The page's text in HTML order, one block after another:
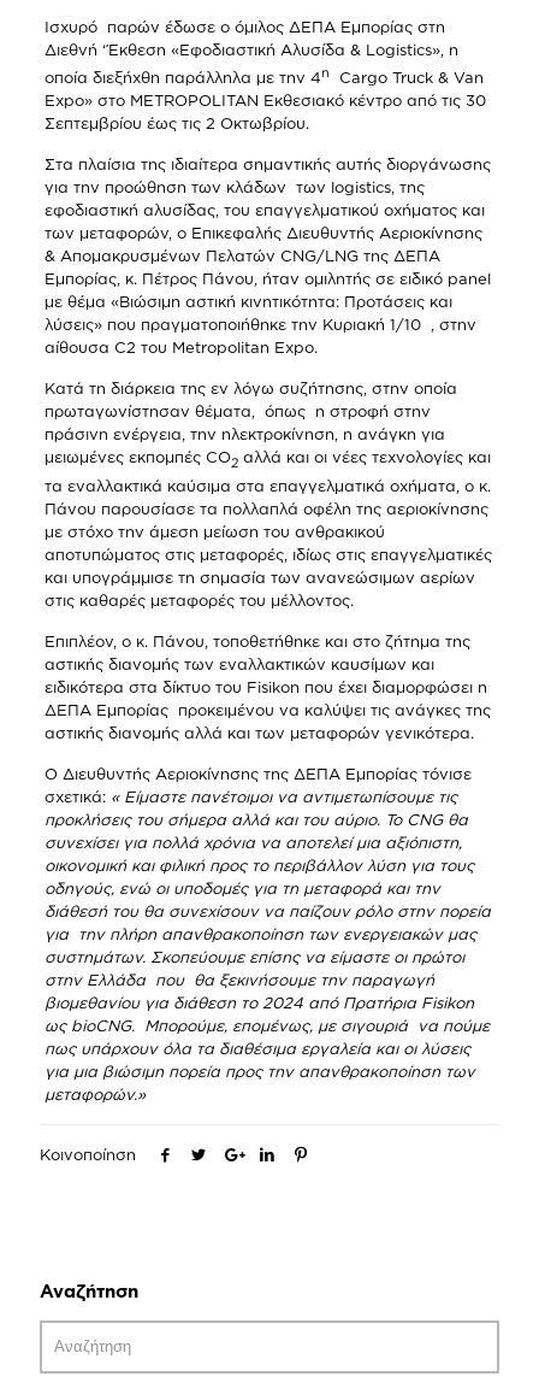
Ισχυρό παρών έδωσε ο όμιλος ΔΕΠΑ Εμπορίας στη
Διεθνή ‘Έκθεση «Εφοδιαστική Αλυσίδα & Logistics», η
οποία διεξήχθη παράλληλα με την 4η
Cargo Truck & Van
Expo» στο ΜETROPOLITAN Εκθεσιακό κέντρο από τις 30
Σεπτεμβρίου έως τις 2 Οκτωβρίου.
Στα πλαίσια της ιδιαίτερα σημαντικής αυτής διοργάνωσης
για την προώθηση των κλάδων των logistics, της
εφοδιαστική αλυσίδας, του επαγγελματικού οχήματος και
των μεταφορών, ο Επικεφαλής Διευθυντής Αεριοκίνησης
& Απομακρυσμένων Πελατών CNG/LNG της ΔΕΠΑ
Εμπορίας, κ. Πέτρος Πάνου, ήταν ομιλητής σε ειδικό panel
με θέμα «Βιώσιμη αστική κινητικότητα: Προτάσεις και
λύσεις» που πραγματοποιήθηκε την Κυριακή 1/10 , στην
αίθουσα C2 του Μetropolitan Expo.
Kατά τη διάρκεια της εν λόγω συζήτησης, στην οποία
πρωταγωνίστησαν θέματα, όπως η στροφή στην
πράσινη ενέργεια, την ηλεκτροκίνηση, η ανάγκη για
μειωμένες εκπομπές CO2αλλά και οι νέες τεχνολογίες και
τα εναλλακτικά καύσιμα στα επαγγελματικά οχήματα, ο κ.
Πάνου παρουσίασε τα πολλαπλά οφέλη της αεριοκίνησης
με στόχο την άμεση μείωση του ανθρακικού
αποτυπώματος στις μεταφορές, ιδίως στις επαγγελματικές
και υπογράμμισε τη σημασία των ανανεώσιμων αερίων
στις καθαρές μεταφορές του μέλλοντος.
Επιπλέον, ο κ. Πάνου, τοποθετήθηκε και στο ζήτημα της
αστικής διανομής των εναλλακτικών καυσίμων και
ειδικότερα στα δίκτυο του Fisikon που έχει διαμορφώσει η
ΔΕΠΑ Eμπορίας προκειμένου να καλύψει τις ανάγκες της
αστικής διανομής αλλά και των μεταφορών γενικότερα.
Ο Διευθυντής Αεριοκίνησης της ΔΕΠΑ Εμπορίας τόνισε
σχετικά: « Είμαστε πανέτοιμοι να αντιμετωπίσουμε τις
προκλήσεις του σήμερα αλλά και του αύριο. Το CNGθα
συνεχίσει για πολλά χρόνια να αποτελεί μια αξιόπιστη,
οικονομική και φιλική προς το περιβάλλον λύση για τους
οδηγούς, ενώ οι υποδομές για τη μεταφορά και την
διάθεσή του θα συνεχίσουν να παίζουν ρόλο στην πορεία
για την πλήρη απανθρακοποίηση των ενεργειακών μας
συστημάτων. Σκοπεύουμε επίσης να είμαστε οι πρώτοι
στην Ελλάδα που θα ξεκινήσουμε την παραγωγή
βιομεθανίου για διάθεση το 2024 από Πρατήρια Fisikon
ως bioCNG. Μπορούμε, επομένως, με σιγουριά να πούμε
πως υπάρχουν όλα τα διαθέσιμα εργαλεία και οι λύσεις
για μια βιώσιμη πορεία προς την απανθρακοποίηση των
μεταφορών.»
Κοινοποίηση
Αναζήτηση